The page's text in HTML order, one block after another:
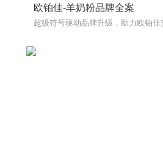
欧铂佳-羊奶粉品牌全案
超级符号驱动品牌升级，助力欧铂佳